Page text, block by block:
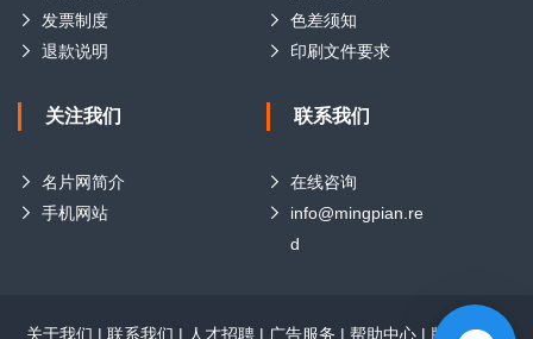
发票制度
退款说明
色差须知
印刷文件要求
关注我们
名片网简介
手机网站
联系我们
在线咨询
info@mingpian.re
d
关于我们 | 联系我们 | 人才招聘 | 广告服务 | 帮助中心 | 版权声明